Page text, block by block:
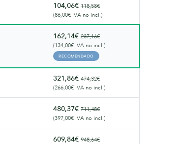
104,06€ 118,58€
(86,00€ IVA no incl.)
162,14€ 237,16€
(134,00€ IVA no incl.)
RECOMENDADO
321,86€ 474,32€
(266,00€ IVA no incl.)
480,37€ 711,48€
(397,00€ IVA no incl.)
609,84€ 948,64€